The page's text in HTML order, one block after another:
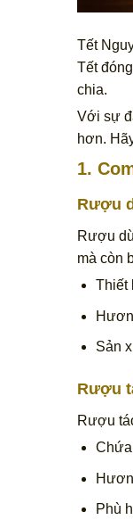
Tết
Tết
chia.
Với sự
hơn.
1.
Rượu
Rượu
mà còn
Thiết
Sản
Rượu
Rượu
Phù